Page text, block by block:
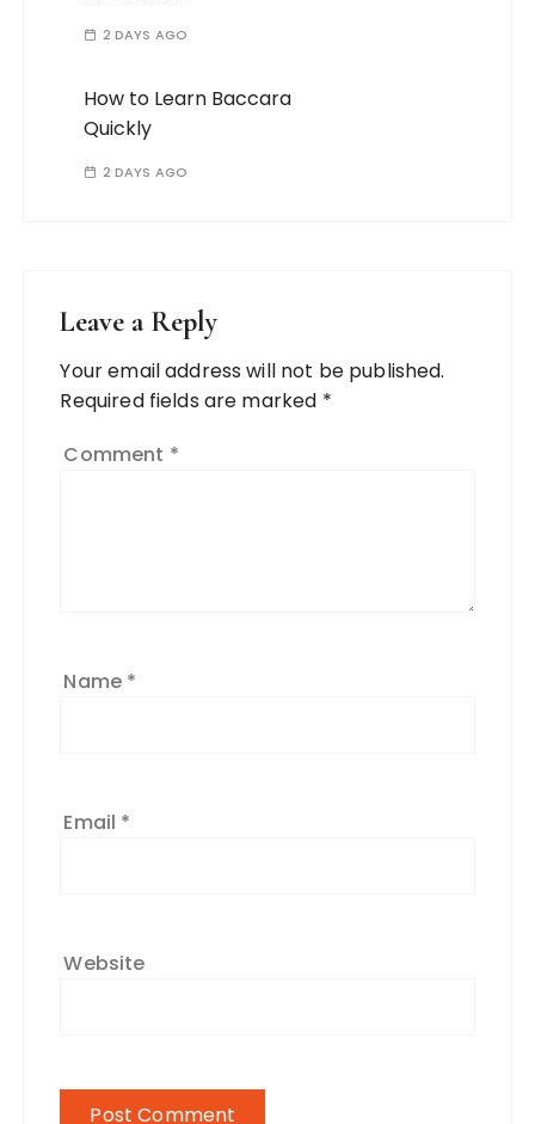
2 DAYS AGO
How to Learn Baccara
Quickly
2 DAYS AGO
Leave a Reply
Your email address will not be published.
Required fields are marked *
Comment *
Name *
Email *
Website